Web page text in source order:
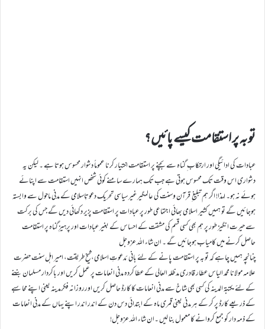
توبہ پر استقامت کیسے پائیں؟
عبادات کی ادائیگی اور ارتکاب ِ گناہ سے بچنے پر استقامت اختیار کرنا عموماً دشوار محسوس ہوتا ہے ۔ لیکن یہ
دشواری اس وقت تک محسوس ہوتی ہے جب تک ہمارے سامنے کوئی شخص انہیں استقامت سے اپنائے
ہوئے نہ ہو۔ لہذا! اگر ہم تبلیغ ِ قرآن وسنت کی عالمگیر غیرسیاسی تحریک دعوتِاسلامی کے مدنی ماحول سے وابستہ
ہوجائیں گے تو ہمیں کثیر اسلامی بھائی اجتماعی طور پر عبادات پر استقامت پزیر دکھائی دیں گے جس کی برکت
سے حیرت انگیز طور پر ہم بھی کسی قسم کی مشقت کے احساس کے بغیر عبادات اور پرہیزِ گناہ پر استقامت
حاصل کرنے میں کامیاب ہوجائیں گے ۔ ان شاء اللہ عزوجل
چنانچہ ہمیں چاہے کہ توبہ پر استقامت پانے کے لئے بانی ئدعوتِ اسلامی،شیخ طریقت، امیر اہل سنت حضرت
علامہ مولانا محمد الیاس عطار قادری مدظلہ العالی کے عطا کردہ مدنی انعامات پر عمل کریں اور باکردار مسلمان بننے
کے لئے مکتبۃ المدینہ کی کسی بھی شاخ سے مدنی انعامات کا کارڈ حاصل کریں اورروزانہ فکرمدینہ یعنی اپنے محاسبے
کے ذریعے کارڈ پر کر کے ہر مدنی یعنی قمری ماہ کے ابتدائی دس دن کے اندر اندر اپنے یہاں کے مدنی انعامات
کے ذمہ دار کو جمع کروانے کا معمول بنا لیں ۔ان شاء اللہ عزوجل!